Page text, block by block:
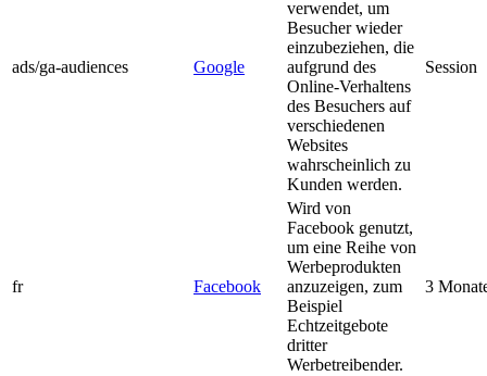
ads/ga-audiences Google
verwendet, um
Besucher wieder
einzubeziehen, die
aufgrund des
Online-Verhaltens
des Besuchers auf
verschiedenen
Websites
wahrscheinlich zu
Kunden werden.
Session
fr Facebook
Wird von
Facebook genutzt,
um eine Reihe von
Werbeprodukten
anzuzeigen, zum
Beispiel
Echtzeitgebote
dritter
Werbetreibender.
3